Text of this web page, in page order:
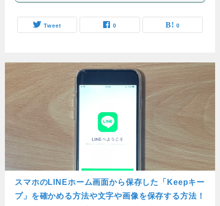
Tweet 0 0
スマホのLINEホーム画面から保存した「Keepキー
プ」を確かめる方法や文字や画像を保存する方法！